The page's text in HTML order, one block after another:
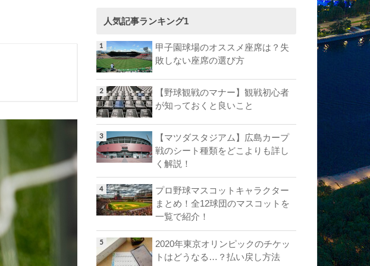
人気記事ランキング1
甲子園球場のオススメ座席は？失
敗しない座席の選び方
【野球観戦のマナー】観戦初心者
が知っておくと良いこと
【マツダスタジアム】広島カープ
戦のシート種類をどこよりも詳し
く解説！
プロ野球マスコットキャラクター
まとめ！全12球団のマスコットを
一覧で紹介！
2020年東京オリンピックのチケッ
トはどうなる…？払い戻し方法